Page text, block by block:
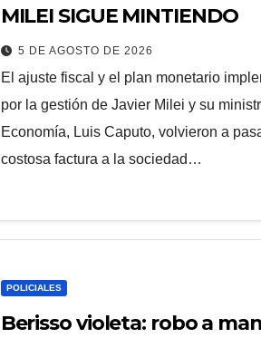
MILEI SIGUE MINTIENDO
5 DE AGOSTO DE 2026
El ajuste fiscal y el plan monetario
por la gestión de Javier Milei y su
Economía, Luis Caputo, volvieron a
costosa factura a la sociedad…
POLICIALES
Berisso violeta: robo a